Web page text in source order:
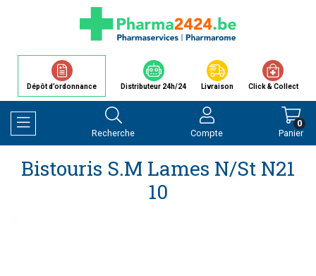
Dépôt d’ordonnance Distributeur 24h/24 Livraison Click & Collect
Afficher la navigation
Recherche Compte Panier
0
Bistouris S.m Lames N/st N21
10